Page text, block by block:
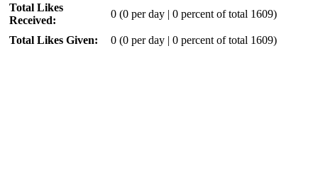
Total Likes
Received:
0 (0 per day | 0 percent of total 1609)
Total Likes Given: 0 (0 per day | 0 percent of total 1609)